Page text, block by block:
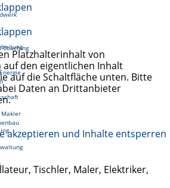
Coaching
Makler
Platzhalterinhalt von
auf den eigentlichen Inhalt
auf die Schaltfläche unten. Bitte
Daten an Drittanbieter
akzeptieren und Inhalte entsperren
Tischler, Maler, Elektriker,